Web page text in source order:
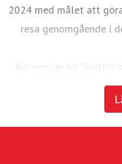
2024 med målet att
resa genomgående i
Norwegian Air Shuttle
erbjuder ett omfattande
nordiska länderna med